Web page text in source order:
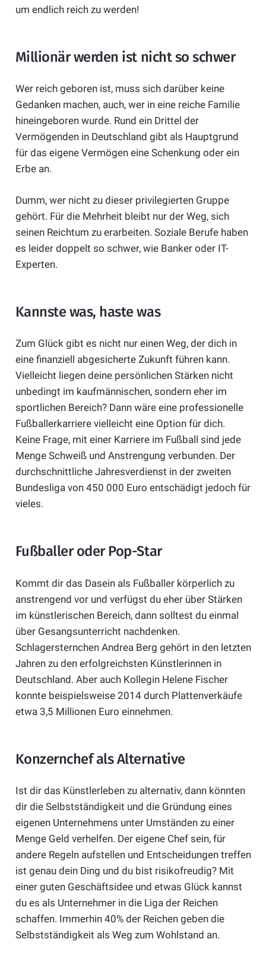
um endlich reich zu werden!
Millionär werden ist nicht so schwer
Wer reich geboren ist, muss sich darüber keine
Gedanken machen, auch, wer in eine reiche Familie
hineingeboren wurde. Rund ein Drittel der
Vermögenden in Deutschland gibt als Hauptgrund
für das eigene Vermögen eine Schenkung oder ein
Erbe an.
Dumm, wer nicht zu dieser privilegierten Gruppe
gehört. Für die Mehrheit bleibt nur der Weg, sich
seinen Reichtum zu erarbeiten. Soziale Berufe haben
es leider doppelt so schwer, wie Banker oder IT-
Experten.
Kannste was, haste was
Zum Glück gibt es nicht nur einen Weg, der dich in
eine finanziell abgesicherte Zukunft führen kann.
Vielleicht liegen deine persönlichen Stärken nicht
unbedingt im kaufmännischen, sondern eher im
sportlichen Bereich? Dann wäre eine professionelle
Fußballerkarriere vielleicht eine Option für dich.
Keine Frage, mit einer Karriere im Fußball sind jede
Menge Schweiß und Anstrengung verbunden. Der
durchschnittliche Jahresverdienst in der zweiten
Bundesliga von 450 000 Euro entschädigt jedoch für
vieles.
Fußballer oder Pop-Star
Kommt dir das Dasein als Fußballer körperlich zu
anstrengend vor und verfügst du eher über Stärken
im künstlerischen Bereich, dann solltest du einmal
über Gesangsunterricht nachdenken.
Schlagersternchen Andrea Berg gehört in den letzten
Jahren zu den erfolgreichsten Künstlerinnen in
Deutschland. Aber auch Kollegin Helene Fischer
konnte beispielsweise 2014 durch Plattenverkäufe
etwa 3,5 Millionen Euro einnehmen.
Konzernchef als Alternative
Ist dir das Künstlerleben zu alternativ, dann könnten
dir die Selbstständigkeit und die Gründung eines
eigenen Unternehmens unter Umständen zu einer
Menge Geld verhelfen. Der eigene Chef sein, für
andere Regeln aufstellen und Entscheidungen treffen
ist genau dein Ding und du bist risikofreudig? Mit
einer guten Geschäftsidee und etwas Glück kannst
du es als Unternehmer in die Liga der Reichen
schaffen. Immerhin 40% der Reichen geben die
Selbstständigkeit als Weg zum Wohlstand an.